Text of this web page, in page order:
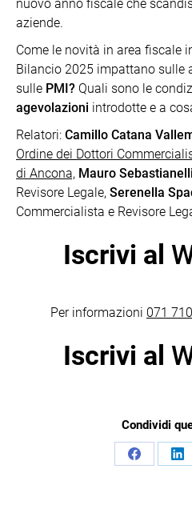
nuovo anno fiscale che
aziende.
Come le novità in area fiscale
Bilancio 2025 impattano sulle
sulle PMI? Quali sono le
agevolazioni introdotte e a
Relatori: Camillo Catana
Ordine dei Dottori
di Ancona, Mauro
Revisore Legale, Serenella
Commercialista e Revisore
Iscrivi al
Per informazioni 071
Iscrivi al
Condividi
Condividi